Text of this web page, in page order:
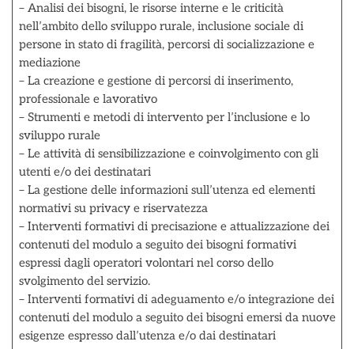
– Analisi dei bisogni, le risorse interne e le criticità
nell’ambito dello sviluppo rurale, inclusione sociale di
persone in stato di fragilità, percorsi di socializzazione e
mediazione
– La creazione e gestione di percorsi di inserimento,
professionale e lavorativo
– Strumenti e metodi di intervento per l’inclusione e lo
sviluppo rurale
– Le attività di sensibilizzazione e coinvolgimento con gli
utenti e/o dei destinatari
– La gestione delle informazioni sull’utenza ed elementi
normativi su privacy e riservatezza
– Interventi formativi di precisazione e attualizzazione dei
contenuti del modulo a seguito dei bisogni formativi
espressi dagli operatori volontari nel corso dello
svolgimento del servizio.
– Interventi formativi di adeguamento e/o integrazione dei
contenuti del modulo a seguito dei bisogni emersi da nuove
esigenze espresso dall’utenza e/o dai destinatari